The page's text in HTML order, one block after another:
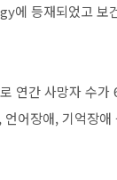
등재되었고 보
연간 사망자 수
어장애, 기억장